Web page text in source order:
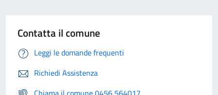
Contatta il comune
Leggi le domande frequenti
Richiedi Assistenza